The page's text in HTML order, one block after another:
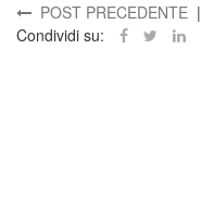
POST PRECEDENTE |
Condividi su: